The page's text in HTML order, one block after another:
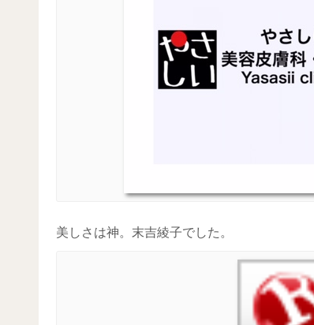
美しさは神。末吉綾子でした。